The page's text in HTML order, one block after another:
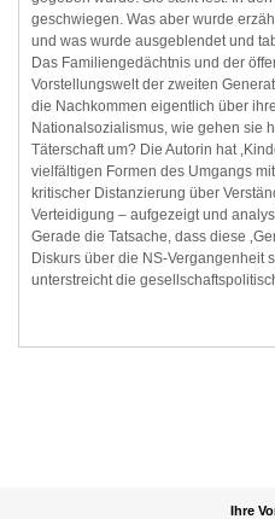
geschwiegen. Was aber wurde
und was wurde ausgeblendet und
Das Familiengedächtnis und der
Vorstellungswelt der zweiten
die Nachkommen eigentlich über
Nationalsozialismus, wie gehen sie
Täterschaft um? Die Autorin hat
vielfältigen Formen des Umgangs
kritischer Distanzierung über
Verteidigung – aufgezeigt und
Gerade die Tatsache, dass diese
Diskurs über die NS-Vergangenheit
unterstreicht die
Ihre